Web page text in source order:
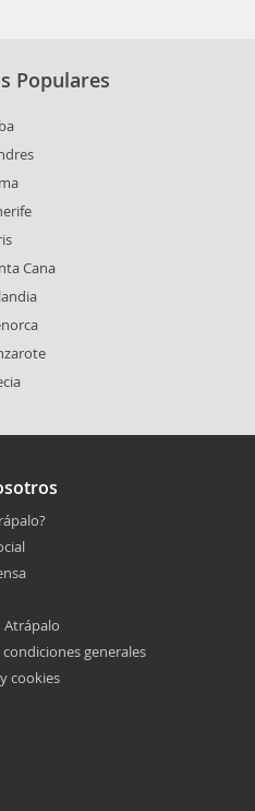
Populares
Cana
Atrápalo
generales
cookies